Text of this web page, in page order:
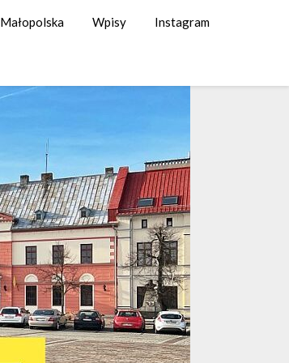
Małopolska Wpisy Instagram